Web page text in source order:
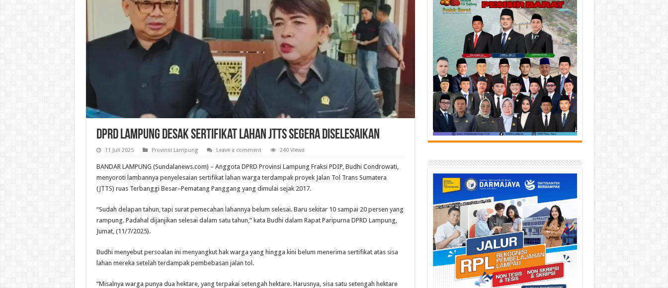
DPRD Lampung Desak Sertifikat Lahan JTTS Segera Diselesaikan
11 Juli 2025 Provinsi Lampung Leave a comment 240 Views
BANDAR LAMPUNG (Sundalanews.com) – Anggota DPRD Provinsi Lampung Fraksi PDIP, Budhi Condrowati,
menyoroti lambannya penyelesaian sertifikat lahan warga terdampak proyek Jalan Tol Trans Sumatera
(JTTS) ruas Terbanggi Besar–Pematang Panggang yang dimulai sejak 2017.
“Sudah delapan tahun, tapi surat pemecahan lahannya belum selesai. Baru sekitar 10 sampai 20 persen yang
rampung. Padahal dijanjikan selesai dalam satu tahun,” kata Budhi dalam Rapat Paripurna DPRD Lampung,
Jumat, (11/7/2025).
Budhi menyebut persoalan ini menyangkut hak warga yang hingga kini belum menerima sertifikat atas sisa
lahan mereka setelah terdampak pembebasan jalan tol.
“Misalnya warga punya dua hektare, yang terpakai setengah hektare. Harusnya, sisa satu setengah hektare